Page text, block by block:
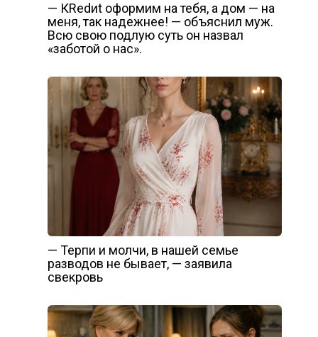
— КRеdиt офоpмим на тебя, а дом — на
меня, так надежнее! — объяснил муж.
Всю свою подлую суть он назвал
«заботой о нас».
— Терпи и молчи, в нашей семье
разводов не бывает, — заявила
свекровь